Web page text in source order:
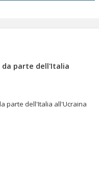
da parte dell'Italia
parte dell'Italia all'Ucraina